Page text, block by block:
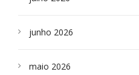
junho 2026
maio 2026